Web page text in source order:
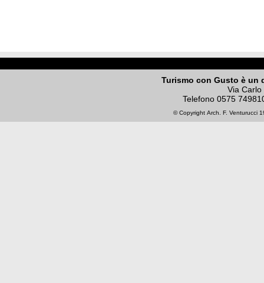
Turismo con Gusto è un
Via
Telefono 0575
© Copyright Arch. F. Venturucci